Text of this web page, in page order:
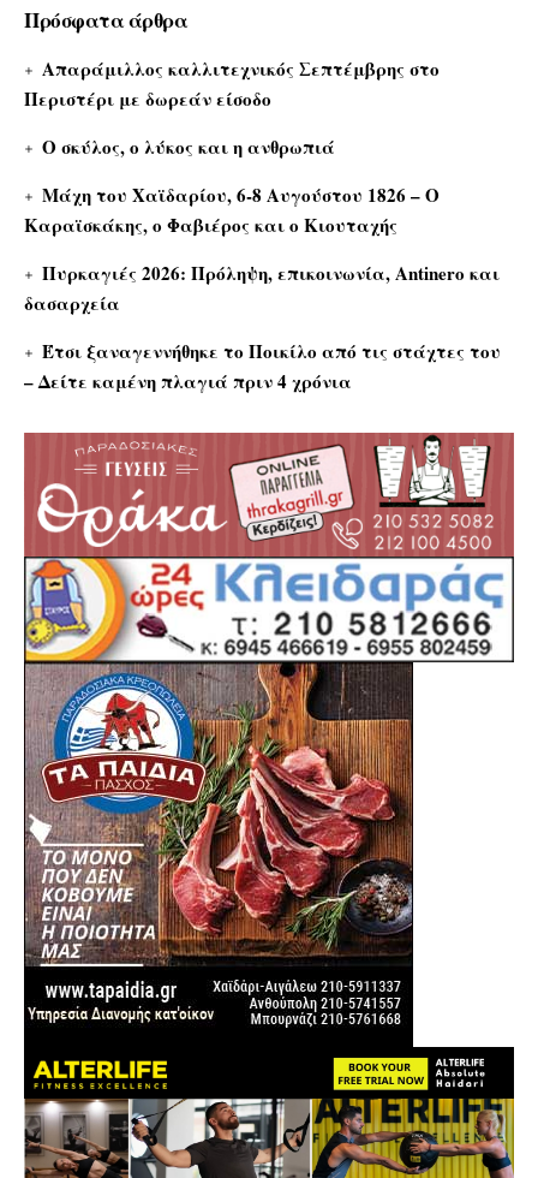
Πρόσφατα άρθρα
Απαράμιλλος καλλιτεχνικός Σεπτέμβρης στο
Περιστέρι με δωρεάν είσοδο
Ο σκύλος, ο λύκος και η ανθρωπιά
Μάχη του Χαϊδαρίου, 6-8 Αυγούστου 1826 – Ο
Καραϊσκάκης, ο Φαβιέρος και ο Κιουταχής
Πυρκαγιές 2026: Πρόληψη, επικοινωνία, Antinero και
δασαρχεία
Έτσι ξαναγεννήθηκε το Ποικίλο από τις στάχτες του
– Δείτε καμένη πλαγιά πριν 4 χρόνια